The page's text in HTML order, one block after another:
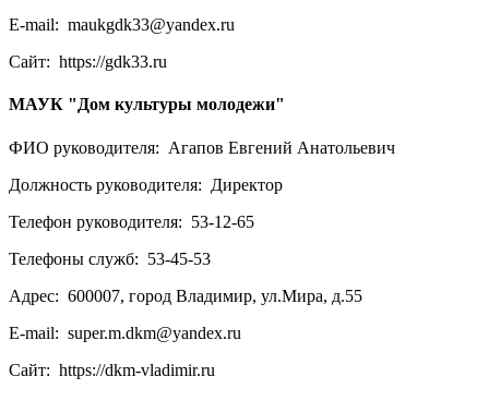
E-mail: maukgdk33@yandex.ru
Сайт: https://gdk33.ru
МАУК "Дом культуры молодежи"
ФИО руководителя: Агапов Евгений Анатольевич
Должность руководителя: Директор
Телефон руководителя: 53-12-65
Телефоны служб: 53-45-53
Адрес: 600007, город Владимир, ул.Мира, д.55
E-mail: super.m.dkm@yandex.ru
Сайт: https://dkm-vladimir.ru